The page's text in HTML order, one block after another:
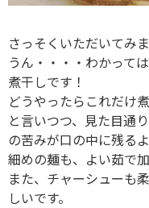
さっそくいただいてみま
うん・・・・わかって
煮干しです！
どうやったらこれだけ
と言いつつ、見た目通
の苦みが口の中に残る
細めの麺も、よい茹で加
また、チャーシューも
しいです。